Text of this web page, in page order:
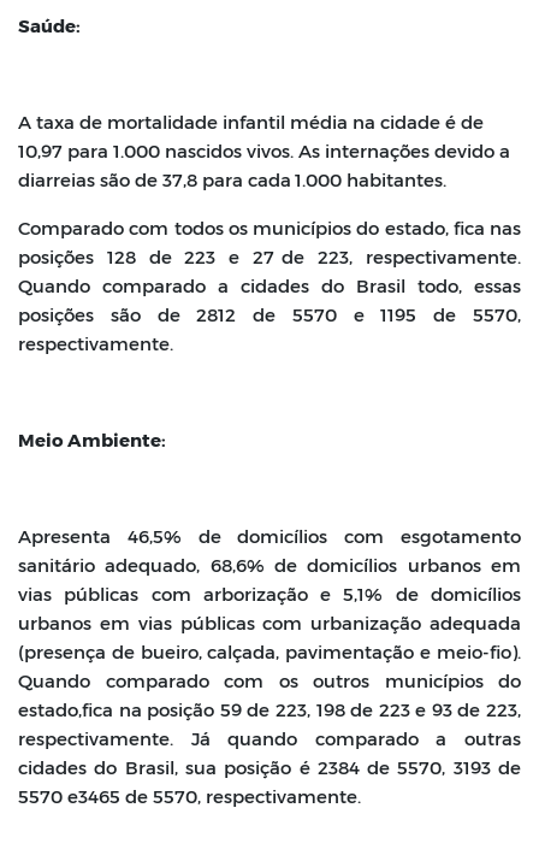
Saúde:
A taxa de mortalidade infantil média na cidade é de
10,97 para 1.000 nascidos vivos. As internações devido a
diarreias são de 37,8 para cada 1.000 habitantes.
Comparado com todos os municípios do estado, fica nas
posições 128 de 223 e 27 de 223, respectivamente.
Quando comparado a cidades do Brasil todo, essas
posições
são de 2812 de 5570 e 1195 de
5570,
respectivamente.
Meio Ambiente:
Apresenta 46,5% de domicílios com esgotamento
sanitário adequado, 68,6% de domicílios urbanos em
vias públicas com arborização e 5,1% de domicílios
urbanos em vias públicas com urbanização adequada
(presença de bueiro, calçada, pavimentação e meio-fio).
Quando comparado com os outros municípios do
estado,fica na posição 59 de 223, 198 de 223 e 93 de 223,
respectivamente. Já quando
comparado a outras
cidades do Brasil, sua posição é 2384 de 5570, 3193 de
5570 e3465 de 5570, respectivamente.